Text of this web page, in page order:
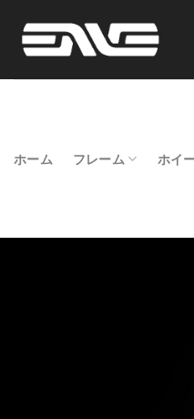
content
ホーム フレーム ホイ